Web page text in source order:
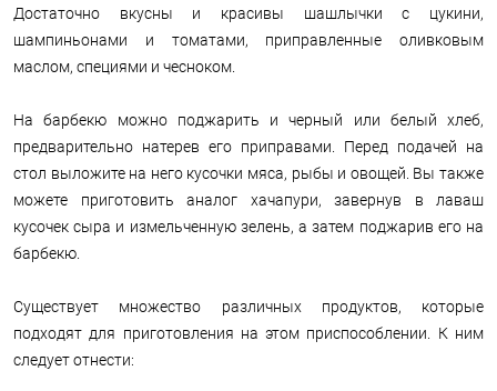
Достаточно вкусны и красивы шашлычки с цукини,
шампиньонами и томатами, приправленные оливковым
маслом, специями и чесноком.
На барбекю можно поджарить и черный или белый хлеб,
предварительно натерев его приправами. Перед подачей на
стол выложите на него кусочки мяса, рыбы и овощей. Вы также
можете приготовить аналог хачапури, завернув в лаваш
кусочек сыра и измельченную зелень, а затем поджарив его на
барбекю.
Существует множество различных продуктов, которые
подходят для приготовления на этом приспособлении. К ним
следует отнести: